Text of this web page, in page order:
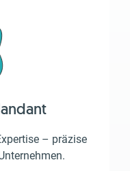
– präzise